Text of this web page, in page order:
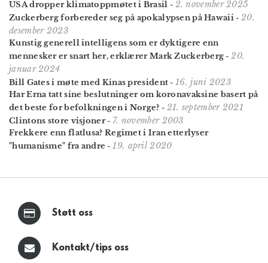
USA dropper klimatoppmøtet i Brasil - 2. november 2025
Zuckerberg forbereder seg på apokalypsen på Hawaii - 20.
desember 2023
Kunstig generell intelligens som er dyktigere enn
mennesker er snart her, erklærer Mark Zuckerberg -20.
januar 2024
Bill Gates i møte med Kinas president -16. juni 2023
Har Erna tatt sine beslutninger om koronavaksine basert på
det beste for befolkningen i Norge? - 21. september 2021
Clintons store visjoner- 7. november 2003
Frekkere enn flatlusa? Regimet i Iran etterlyser
"humanisme" fra andre -19. april 2020
Støtt oss
Kontakt/tips oss